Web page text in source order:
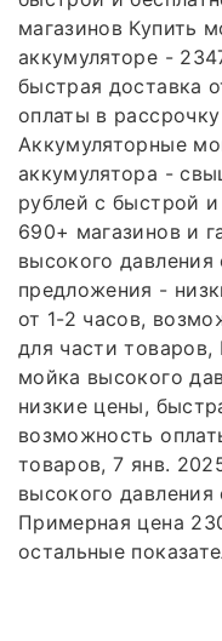
магазинов Купить
аккумуляторе -
быстрая доставка
оплаты в
Аккумуляторные
аккумулятора -
рублей с быстрой
690+ магазинов и
высокого давления
предложения -
от 1-2 часов,
для части товаров,
мойка высокого
низкие цены,
возможность
товаров, 7 янв.
высокого
Примерная цена
остальные